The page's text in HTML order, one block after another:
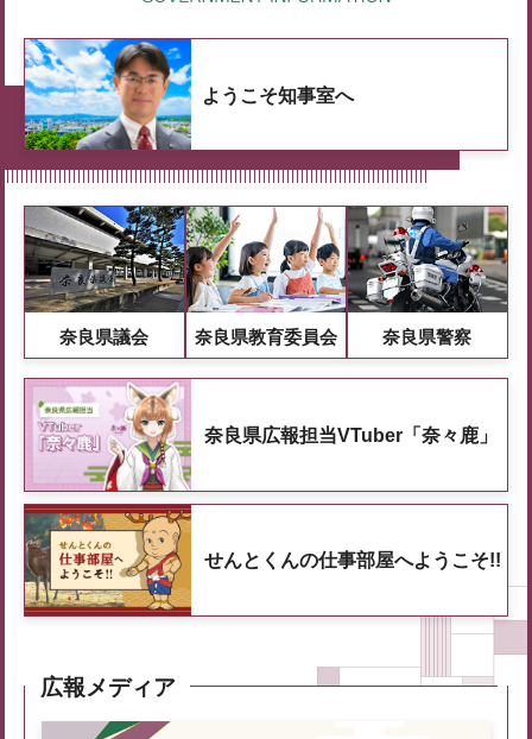
ようこそ知事室へ
奈良県議会 奈良県教育委員会 奈良県警察
奈良県広報担当VTuber「奈々鹿」
せんとくんの仕事部屋へようこそ!!
広報メディア